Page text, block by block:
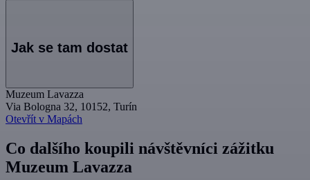
Jak se tam dostat
Muzeum Lavazza
Via Bologna 32, 10152, Turín
Otevřít v Mapách
Co dalšího koupili návštěvníci zážitku
Muzeum Lavazza